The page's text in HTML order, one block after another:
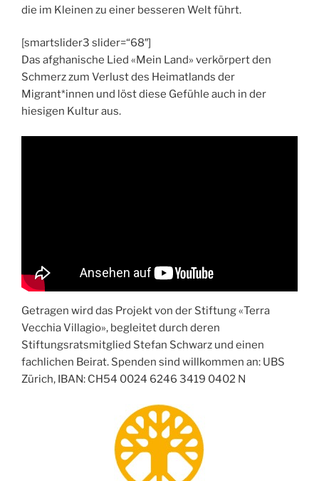
die im Kleinen zu einer besseren Welt führt.
[smartslider3 slider=“68″]
Das afghanische Lied «Mein Land» verkörpert den
Schmerz zum Verlust des Heimatlands der
Migrant*innen und löst diese Gefühle auch in der
hiesigen Kultur aus.
Getragen wird das Projekt von der Stiftung «Terra
Vecchia Villagio», begleitet durch deren
Stiftungsratsmitglied Stefan Schwarz und einen
fachlichen Beirat. Spenden sind willkommen an: UBS
Zürich, IBAN: CH54 0024 6246 3419 0402 N